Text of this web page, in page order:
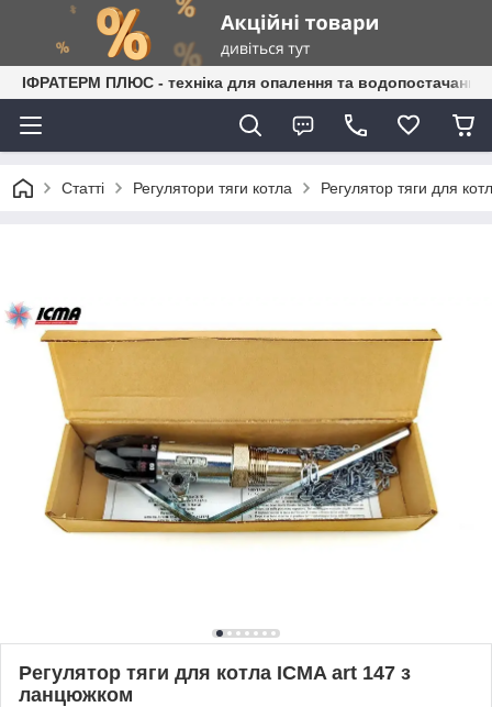
ІФРАТЕРМ ПЛЮС - техніка для опалення та водопостачання
Статті Регулятори тяги котла Регулятор тяги для
Регулятор тяги для котла ICMA art 147 з
ланцюжком